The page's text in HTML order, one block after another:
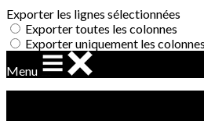
Exporter les lignes sélectionnées
Exporter toutes les colonnes
Exporter uniquement les
Menu